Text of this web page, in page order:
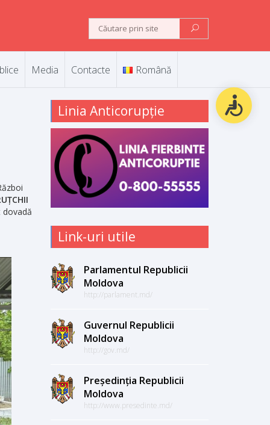
Media Contacte Română
Linia Anticorupție
Link-uri utile
Parlamentul Republicii
Moldova
http://parlament.md/
Guvernul Republicii
Moldova
http://gov.md/
Președinția Republicii
Moldova
http://www.presedinte.md/